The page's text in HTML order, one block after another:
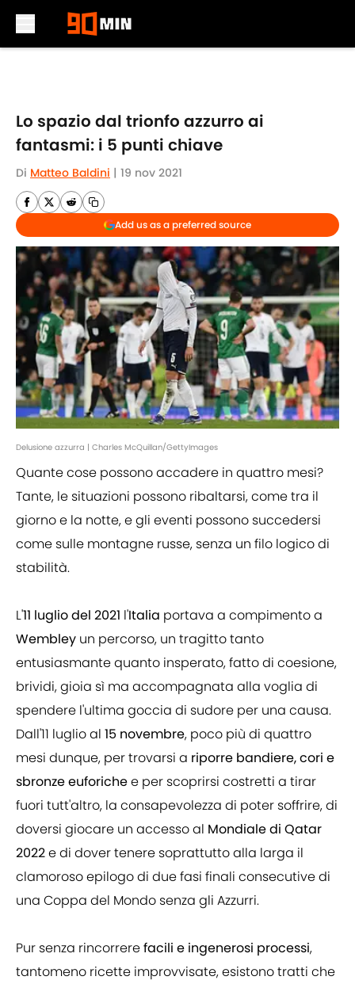
Lo spazio dal trionfo azzurro ai
fantasmi: i 5 punti chiave
Di Matteo Baldini | 19 nov 2021
Add us as a preferred source
Delusione azzurra | Charles McQuillan/GettyImages
Quante cose possono accadere in quattro mesi?
Tante, le situazioni possono ribaltarsi, come tra il
giorno e la notte, e gli eventi possono succedersi
come sulle montagne russe, senza un filo logico di
stabilità.
L'11 luglio del 2021 l'Italia portava a compimento a
Wembley un percorso, un tragitto tanto
entusiasmante quanto insperato, fatto di coesione,
brividi, gioia sì ma accompagnata alla voglia di
spendere l'ultima goccia di sudore per una causa.
Dall'11 luglio al 15 novembre, poco più di quattro
mesi dunque, per trovarsi a riporre bandiere, cori e
sbronze euforichee per scoprirsi costretti a tirar
fuori tutt'altro, la consapevolezza di poter soffrire, di
doversi giocare un accesso al Mondiale di Qatar
2022e di dover tenere soprattutto alla larga il
clamoroso epilogo di due fasi finali consecutive di
una Coppa del Mondo senza gli Azzurri.
Pur senza rincorrerefacili e ingenerosi processi,
tantomeno ricette improvvisate, esistono tratti che